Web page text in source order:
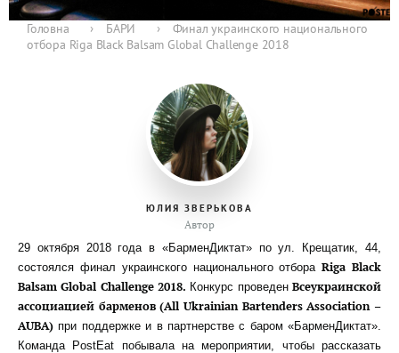
Головна › БАРИ ›
Финал украинского национального
отбора Riga Black Balsam Global Challenge 2018
ЮЛИЯ ЗВЕРЬКОВА
Автор
29 октября 2018 года в «БарменДиктат» по ул. Крещатик, 44,
состоялся финал украинского национального отбораRiga Black
Balsam Global Challenge 2018. Конкурс проведен Всеукраинской
ассоциацией барменов (All Ukrainian Bartenders Association –
AUBA) при поддержке и в партнерстве с баром «БарменДиктат».
Команда PostEat побывала на мероприятии, чтобы рассказать